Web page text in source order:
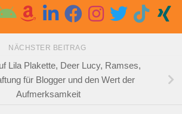
NÄCHSTER BEITRAG
Lila Plakette, Deer Lucy, Ramses,
für Blogger und den Wert der
Aufmerksamkeit